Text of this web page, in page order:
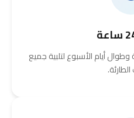
أيام الأسبوع لتلبية جميع